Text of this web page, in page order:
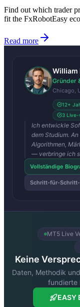
Find out which trader
fit the FxRobotEasy
Read more
William
Gründer
Chicago,
12+
3 Live-
Ich entwickle
dem Studium.
Algorithmen,
— verbringe ich
Vollständige
Schritt-für-
MT5 Live
Keine
Daten, Methodik
fundierte
EASY